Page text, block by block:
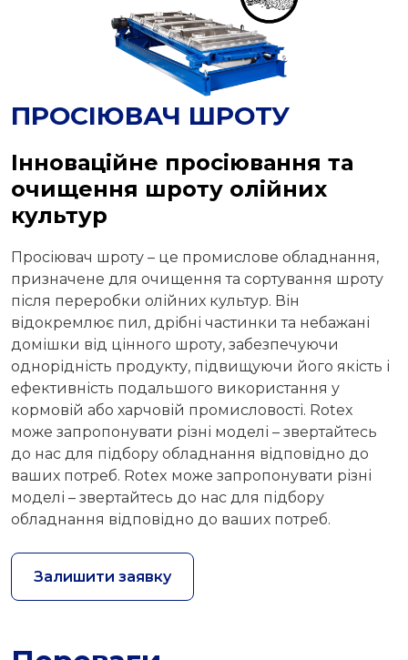
ПРОСІЮВАЧ ШРОТУ
Інноваційне просіювання та
очищення шроту олійних
культур
Просіювач шроту – це промислове обладнання,
призначене для очищення та сортування шроту
після переробки олійних культур. Він
відокремлює пил, дрібні частинки та небажані
домішки від цінного шроту, забезпечуючи
однорідність продукту, підвищуючи його якість і
ефективність подальшого використання у
кормовій або харчовій промисловості. Rotex
може запропонувати різні моделі – звертайтесь
до нас для підбору обладнання відповідно до
ваших потреб. Rotex може запропонувати різні
моделі – звертайтесь до нас для підбору
обладнання відповідно до ваших потреб.
Залишити заявку